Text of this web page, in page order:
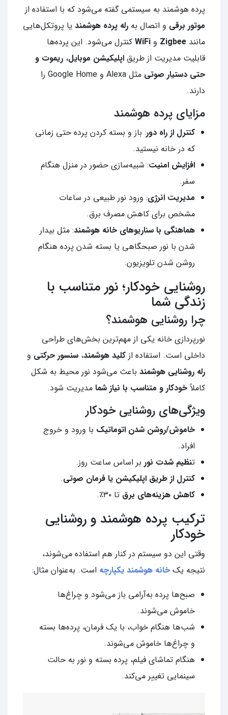
پرده هوشمند به سیستمی گفته می‌شود که با استفاده از
موتور برقی و اتصال به رله پرده هوشمند یا پروتکل‌هایی
مانند Zigbee و WiFi کنترل می‌شود. این پرده‌ها
قابلیت مدیریت از طریق اپلیکیشن موبایل، ریموت و
حتی دستیار صوتی
مثل Alexa و Google Home را
دارند.
مزایای پرده هوشمند
کنترل از راه دور: باز و بسته کردن پرده حتی زمانی
که در خانه نیستید.
افزایش امنیت: شبیه‌سازی حضور در منزل هنگام
سفر.
مدیریت انرژی: ورود نور طبیعی در ساعات
مشخص برای کاهش مصرف برق.
هماهنگی با سناریوهای خانه هوشمند: مثل بیدار
شدن با نور صبحگاهی یا بسته شدن پرده هنگام
روشن شدن تلویزیون.
روشنایی خودکار؛ نور متناسب با
زندگی شما
چرا روشنایی هوشمند؟
نورپردازی خانه یکی از مهم‌ترین بخش‌های طراحی
داخلی است. استفاده از کلید هوشمند، سنسور حرکتی و
رله روشنایی هوشمند باعث می‌شود نور محیط به شکل
کاملاً خودکار و متناسب با نیاز شما مدیریت شود.
ویژگی‌های روشنایی خودکار
خاموش/روشن شدن اتوماتیک با ورود و خروج
افراد.
تنظیم شدت نور بر اساس ساعت روز.
کنترل از طریق اپلیکیشن یا فرمان صوتی.
کاهش هزینه‌های برق تا ۳۰٪.
ترکیب پرده هوشمند و روشنایی
خودکار
وقتی این دو سیستم در کنار هم استفاده می‌شوند،
نتیجه یک خانه هوشمند یکپارچه است. به‌عنوان مثال:
صبح‌ها پرده به‌آرامی باز می‌شود و چراغ‌ها
خاموش می‌شوند.
شب‌ها هنگام خواب، با یک فرمان، پرده‌ها بسته
و چراغ‌ها خاموش می‌شوند.
هنگام تماشای فیلم، پرده بسته و نور به حالت
سینمایی تغییر می‌کند.